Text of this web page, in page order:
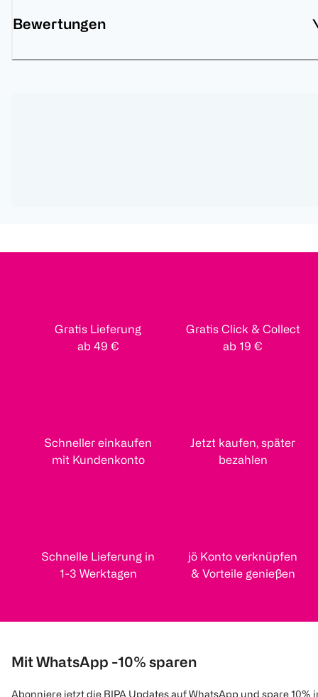
Bewertungen
Gratis Lieferung
ab 49 €
Gratis Click & Collect
ab 19 €
Schneller einkaufen
mit Kundenkonto
Jetzt kaufen, später
bezahlen
Schnelle Lieferung in
1-3 Werktagen
jö Konto verknüpfen
& Vorteile genießen
Mit WhatsApp -10% sparen
Abonniere jetzt die BIPA Updates auf WhatsApp und spare 10%